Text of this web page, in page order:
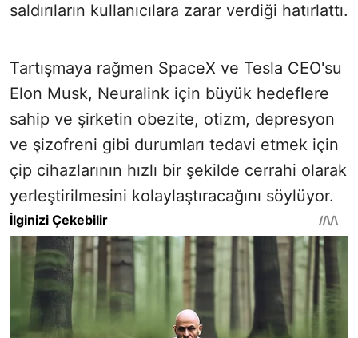
saldırıların kullanıcılara zarar verdiği hatırlattı.
Tartışmaya rağmen SpaceX ve Tesla CEO'su
Elon Musk, Neuralink için büyük hedeflere
sahip ve şirketin obezite, otizm, depresyon
ve şizofreni gibi durumları tedavi etmek için
çip cihazlarının hızlı bir şekilde cerrahi olarak
yerleştirilmesini kolaylaştıracağını söylüyor.